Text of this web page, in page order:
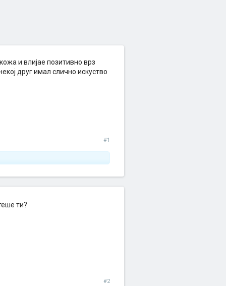
и влијае позитивно врз
друг имал слично искуство
#1
ти?
#2